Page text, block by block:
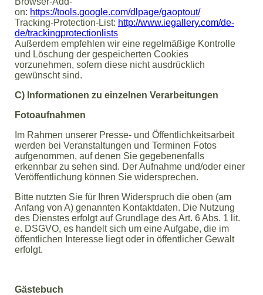
on: https://tools.google.com/dlpage/gaoptout/
Tracking-Protection-List: http://www.iegallery.com/de-
de/trackingprotectionlists
Außerdem empfehlen wir eine regelmäßige Kontrolle
und Löschung der gespeicherten Cookies
vorzunehmen, sofern diese nicht ausdrücklich
gewünscht sind.
C) Informationen zu einzelnen Verarbeitungen
Fotoaufnahmen
Im Rahmen unserer Presse- und Öffentlichkeitsarbeit
werden bei Veranstaltungen und Terminen Fotos
aufgenommen, auf denen Sie gegebenenfalls
erkennbar zu sehen sind. Der Aufnahme und/oder einer
Veröffentlichung können Sie widersprechen.
Bitte nutzten Sie für Ihren Widerspruch die oben (am
Anfang von A) genannten Kontaktdaten. Die Nutzung
des Dienstes erfolgt auf Grundlage des Art. 6 Abs. 1 lit.
e. DSGVO, es handelt sich um eine Aufgabe, die im
öffentlichen Interesse liegt oder in öffentlicher Gewalt
erfolgt.
Gästebuch